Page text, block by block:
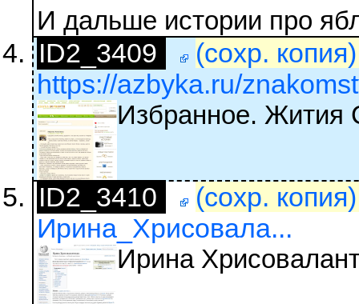
И дальше истории про
ID2_3409
(сохр.
https://azbyka.ru/
Избранное. Жития
ID2_3410
(сохр.
Ирина_Хрисовала...
Ирина